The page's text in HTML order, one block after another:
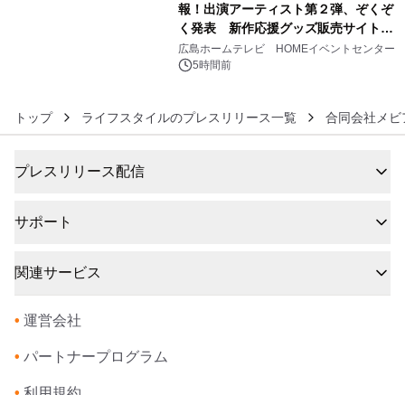
報！出演アーティスト第２弾、ぞくぞ
く発表 新作応援グッズ販売サイトも
同時オープンします！
広島ホームテレビ HOMEイベントセンター
5時間前
トップ ライフスタイルのプレスリリース一覧 合同会社メビ
プレスリリース配信
サポート
関連サービス
• 運営会社
• パートナープログラム